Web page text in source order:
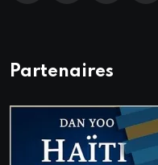
Partenaires